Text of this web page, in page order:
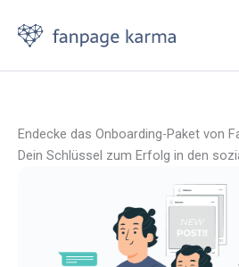
Inhalt
springen
Endecke das Onboarding-Paket von
Dein Schlüssel zum Erfolg in den